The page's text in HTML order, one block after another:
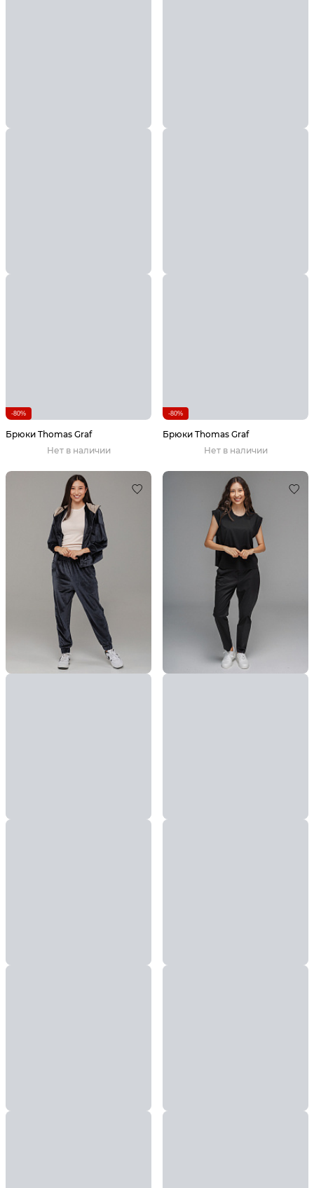
-80%
Брюки Thomas Graf
Нет в наличии
-80%
Брюки Thomas Graf
Нет в наличии